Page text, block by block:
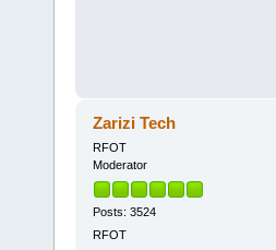
Zarizi Tech
RFOT
Moderator
Posts: 3524
RFOT